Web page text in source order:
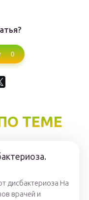
0
ТЕМЕ
дисбактериоза На
врачей и